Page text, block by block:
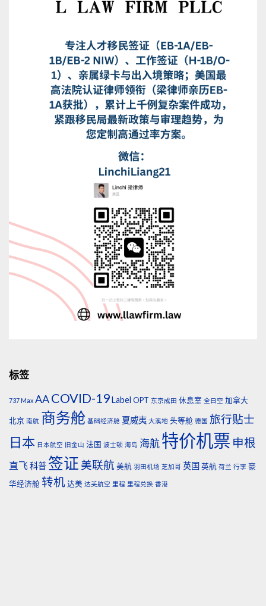
标签
737 Max AACOVID-19Label OPT 东京成田 休息室 全日空 加拿大
北京 南航 商务舱 基础经济舱 夏威夷 大溪地 头等舱 德国 旅行贴士
日本 日本航空 旧金山 法国 波士顿 海岛 海航特价机票 申根
直飞 科普 签证 美联航 美航 羽田机场 芝加哥 英国 英航 荷兰 行李 豪
华经济舱 转机达美 达美航空 里程 里程兑换 香港